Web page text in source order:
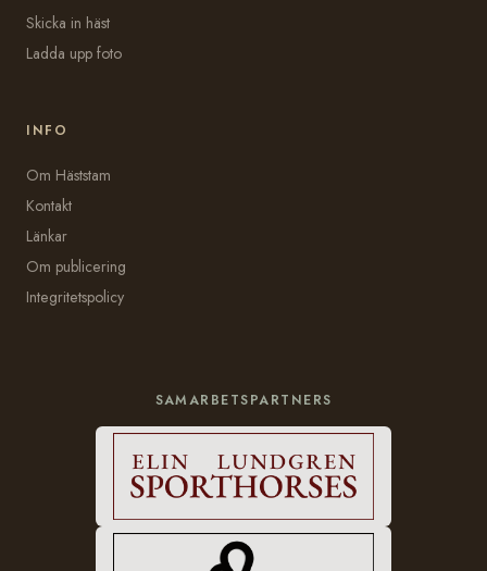
Skicka in häst
Ladda upp foto
INFO
Om Häststam
Kontakt
Länkar
Om publicering
Integritetspolicy
SAMARBETSPARTNERS